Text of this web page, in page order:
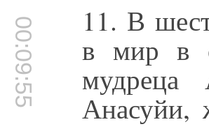
00:09:55 11. В
в мир в
Анасуйи,